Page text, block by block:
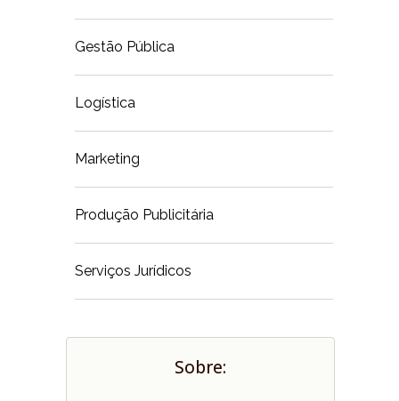
Gestão Pública
Logística
Marketing
Produção Publicitária
Serviços Jurídicos
Sobre: